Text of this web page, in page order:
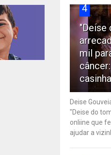
4
"Deise
mil
Deise
"Deise do
onliine que
ajudar a